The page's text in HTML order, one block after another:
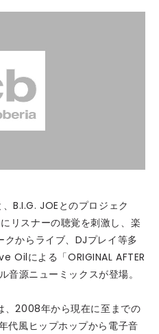
B.I.G. JOEとのプロジェク
リスナーの聴覚を刺激し、楽
からライブ、DJプレイ等多
Oilによる「ORIGINAL AFTER
音源ニューミックスが登場。
、2008年から現在に至までの
代風ヒップホップから電子音